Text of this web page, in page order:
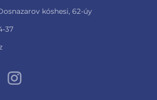
kóshesi, 62-úy
37